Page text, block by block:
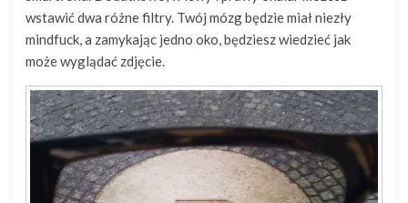
wstawić dwa różne filtry. Twój mózg będzie miał niezły
mindfuck, a zamykając jedno oko, będziesz wiedzieć jak
może wyglądać zdjęcie.